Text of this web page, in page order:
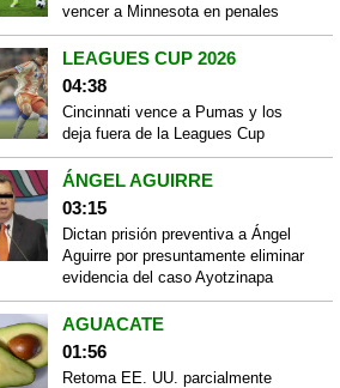
vencer a Minnesota en penales
LEAGUES CUP 2026
04:38
Cincinnati vence a Pumas y los
deja fuera de la Leagues Cup
ÁNGEL AGUIRRE
03:15
Dictan prisión preventiva a Ángel
Aguirre por presuntamente eliminar
evidencia del caso Ayotzinapa
AGUACATE
01:56
Retoma EE. UU. parcialmente